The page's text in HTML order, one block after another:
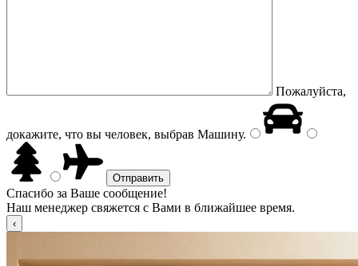
Пожалуйста,
докажите, что вы человек, выбрав Машину.
Спасибо за Ваше сообщение!
Наш менеджер свяжется с Вами в ближайшее время.